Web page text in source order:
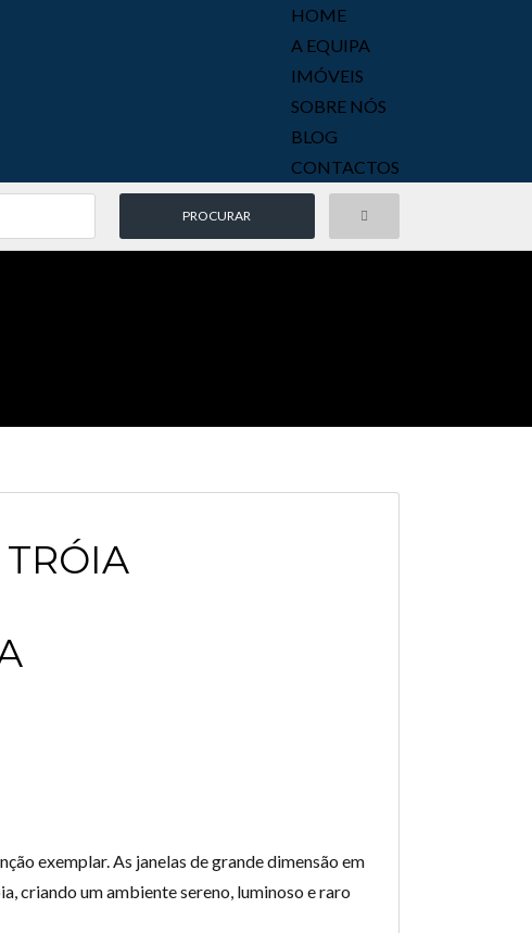
HOME
A EQUIPA
IMÓVEIS
SOBRE NÓS
BLOG
CONTACTOS
exemplar. As janelas de grande dimensão em
criando um ambiente sereno, luminoso e raro